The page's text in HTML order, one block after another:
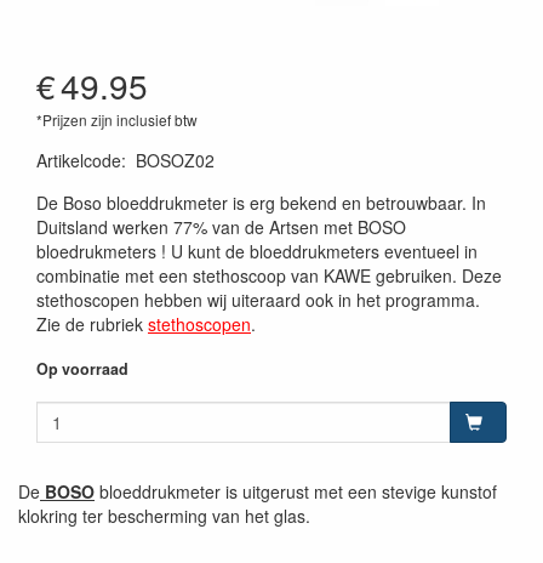
€49.95
*Prijzen zijn inclusief btw
Artikelcode: BOSOZ02
De Boso bloeddrukmeter is erg bekend en betrouwbaar. In
Duitsland werken 77% van de Artsen met BOSO
bloedrukmeters ! U kunt de bloeddrukmeters eventueel in
combinatie met een stethoscoop van KAWE gebruiken. Deze
stethoscopen hebben wij uiteraard ook in het programma.
Zie de rubriek stethoscopen.
Op voorraad
De BOSO bloeddrukmeter is uitgerust met een stevige kunstof
klokring ter bescherming van het glas.